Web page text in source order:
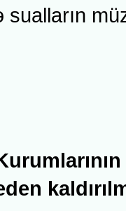
sualların